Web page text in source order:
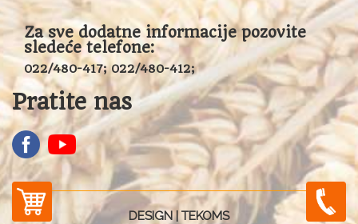
Za sve dodatne informacije pozovite
sledeće telefone:
022/480-417; 022/480-412;
Pratite nas
DESIGN | TEKOMS